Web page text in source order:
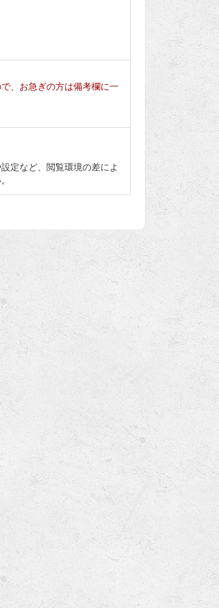
、お急ぎの方は備考欄に一
定など、閲覧環境の差によ